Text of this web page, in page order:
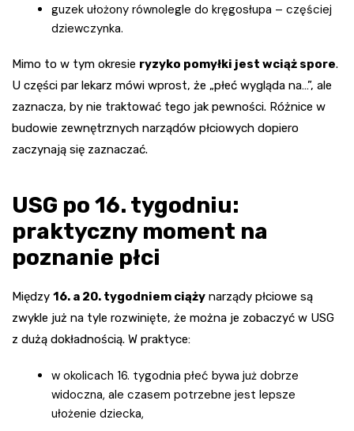
guzek ułożony równolegle do kręgosłupa – częściej
dziewczynka.
Mimo to w tym okresie ryzyko pomyłki jest wciąż spore.
U części par lekarz mówi wprost, że „płeć wygląda na…”, ale
zaznacza, by nie traktować tego jak pewności. Różnice w
budowie zewnętrznych narządów płciowych dopiero
zaczynają się zaznaczać.
USG po 16. tygodniu:
praktyczny moment na
poznanie płci
Między 16. a 20. tygodniem ciąży narządy płciowe są
zwykle już na tyle rozwinięte, że można je zobaczyć w USG
z dużą dokładnością. W praktyce:
w okolicach 16. tygodnia płeć bywa już dobrze
widoczna, ale czasem potrzebne jest lepsze
ułożenie dziecka,